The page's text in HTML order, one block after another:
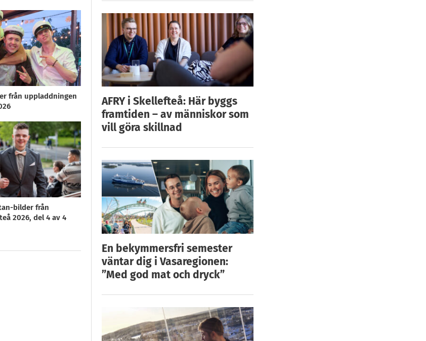
från uppladdningen
bilder från
2026, del 4 av 4
AFRY i Skellefteå: Här byggs
framtiden – av människor som
vill göra skillnad
En bekymmersfri semester
väntar dig i Vasaregionen:
”Med god mat och dryck”